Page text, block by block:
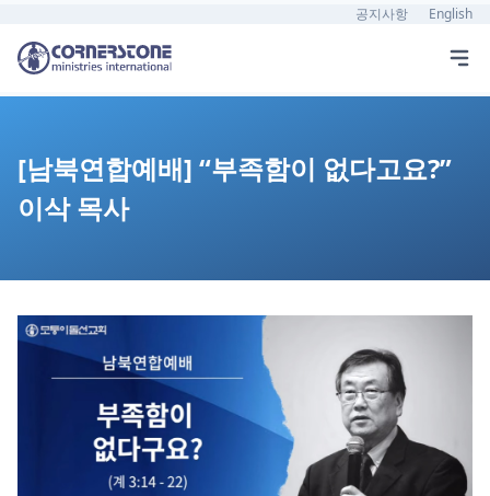
공지사항 English
[남북연합예배] “부족함이 없다고요?”
이삭 목사